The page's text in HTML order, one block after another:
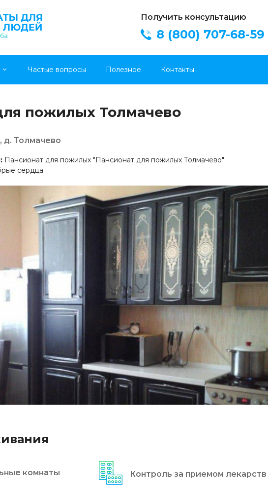
Получить консультацию
8 (800) 707-68-59
Частые вопросы Полезное Контакты
пожилых Толмачево
д. Толмачево
Пансионат для пожилых "Пансионат для пожилых Толмачево"
сердца
комнаты Контроль за приемом лекарств